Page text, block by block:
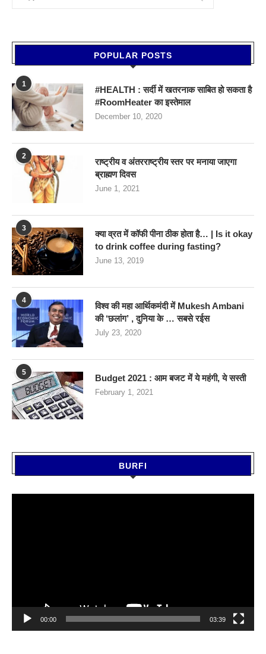
POPULAR POSTS
1
#HEALTH : सर्दी में खतरनाक साबित हो सकता है
#RoomHeater का इस्तेमाल
December 10, 2020
2
राष्ट्रीय व अंतरराष्ट्रीय स्तर पर मनाया जाएगा
ब्राह्मण दिवस
June 1, 2021
3
क्या व्रत में कॉफी पीना ठीक होता है… | Is it okay
to drink coffee during fasting?
June 13, 2019
4
विश्व की महा आर्थिकमंदी में Mukesh Ambani
की ‘छलांग’ , दुनिया के … सबसे रईस
July 23, 2020
5
Budget 2021 : आम बजट में ये महंगी, ये सस्‍ती
February 1, 2021
BURFI
00:00 03:39